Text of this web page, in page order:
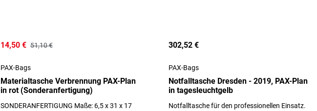
14,50 € 51,10 €
PAX-Bags
Materialtasche Verbrennung PAX-Plan
in rot (Sonderanfertigung)
SONDERANFERTIGUNG Maße: 6,5 x 31 x 17
302,52 €
PAX-Bags
Notfalltasche Dresden - 2019, PAX-Plan
in tagesleuchtgelb
Notfalltasche für den professionellen Einsatz.